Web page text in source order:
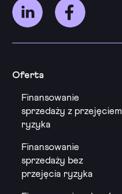
Oferta
Finansowanie
sprzedaży z przejęciem
ryzyka
Finansowanie
sprzedaży bez
przejęcia ryzyka